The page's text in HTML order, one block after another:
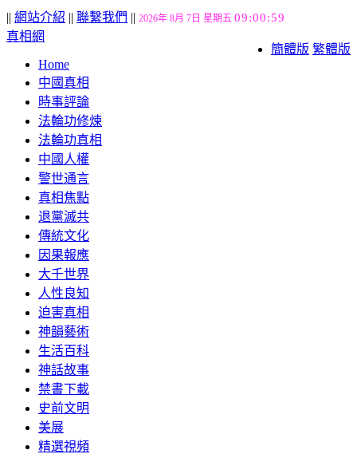
|| 網站介紹 || 聯繫我們 || 2026年 8月 7日 星期五 09:00:59
簡體版 繁體版
真相網
Home
中國真相
時事評論
法輪功修煉
法輪功真相
中國人權
警世通言
真相焦點
退黨滅共
傳統文化
因果報應
大千世界
人性良知
迫害真相
神韻藝術
生活百科
神話故事
禁書下載
史前文明
美展
精選視頻